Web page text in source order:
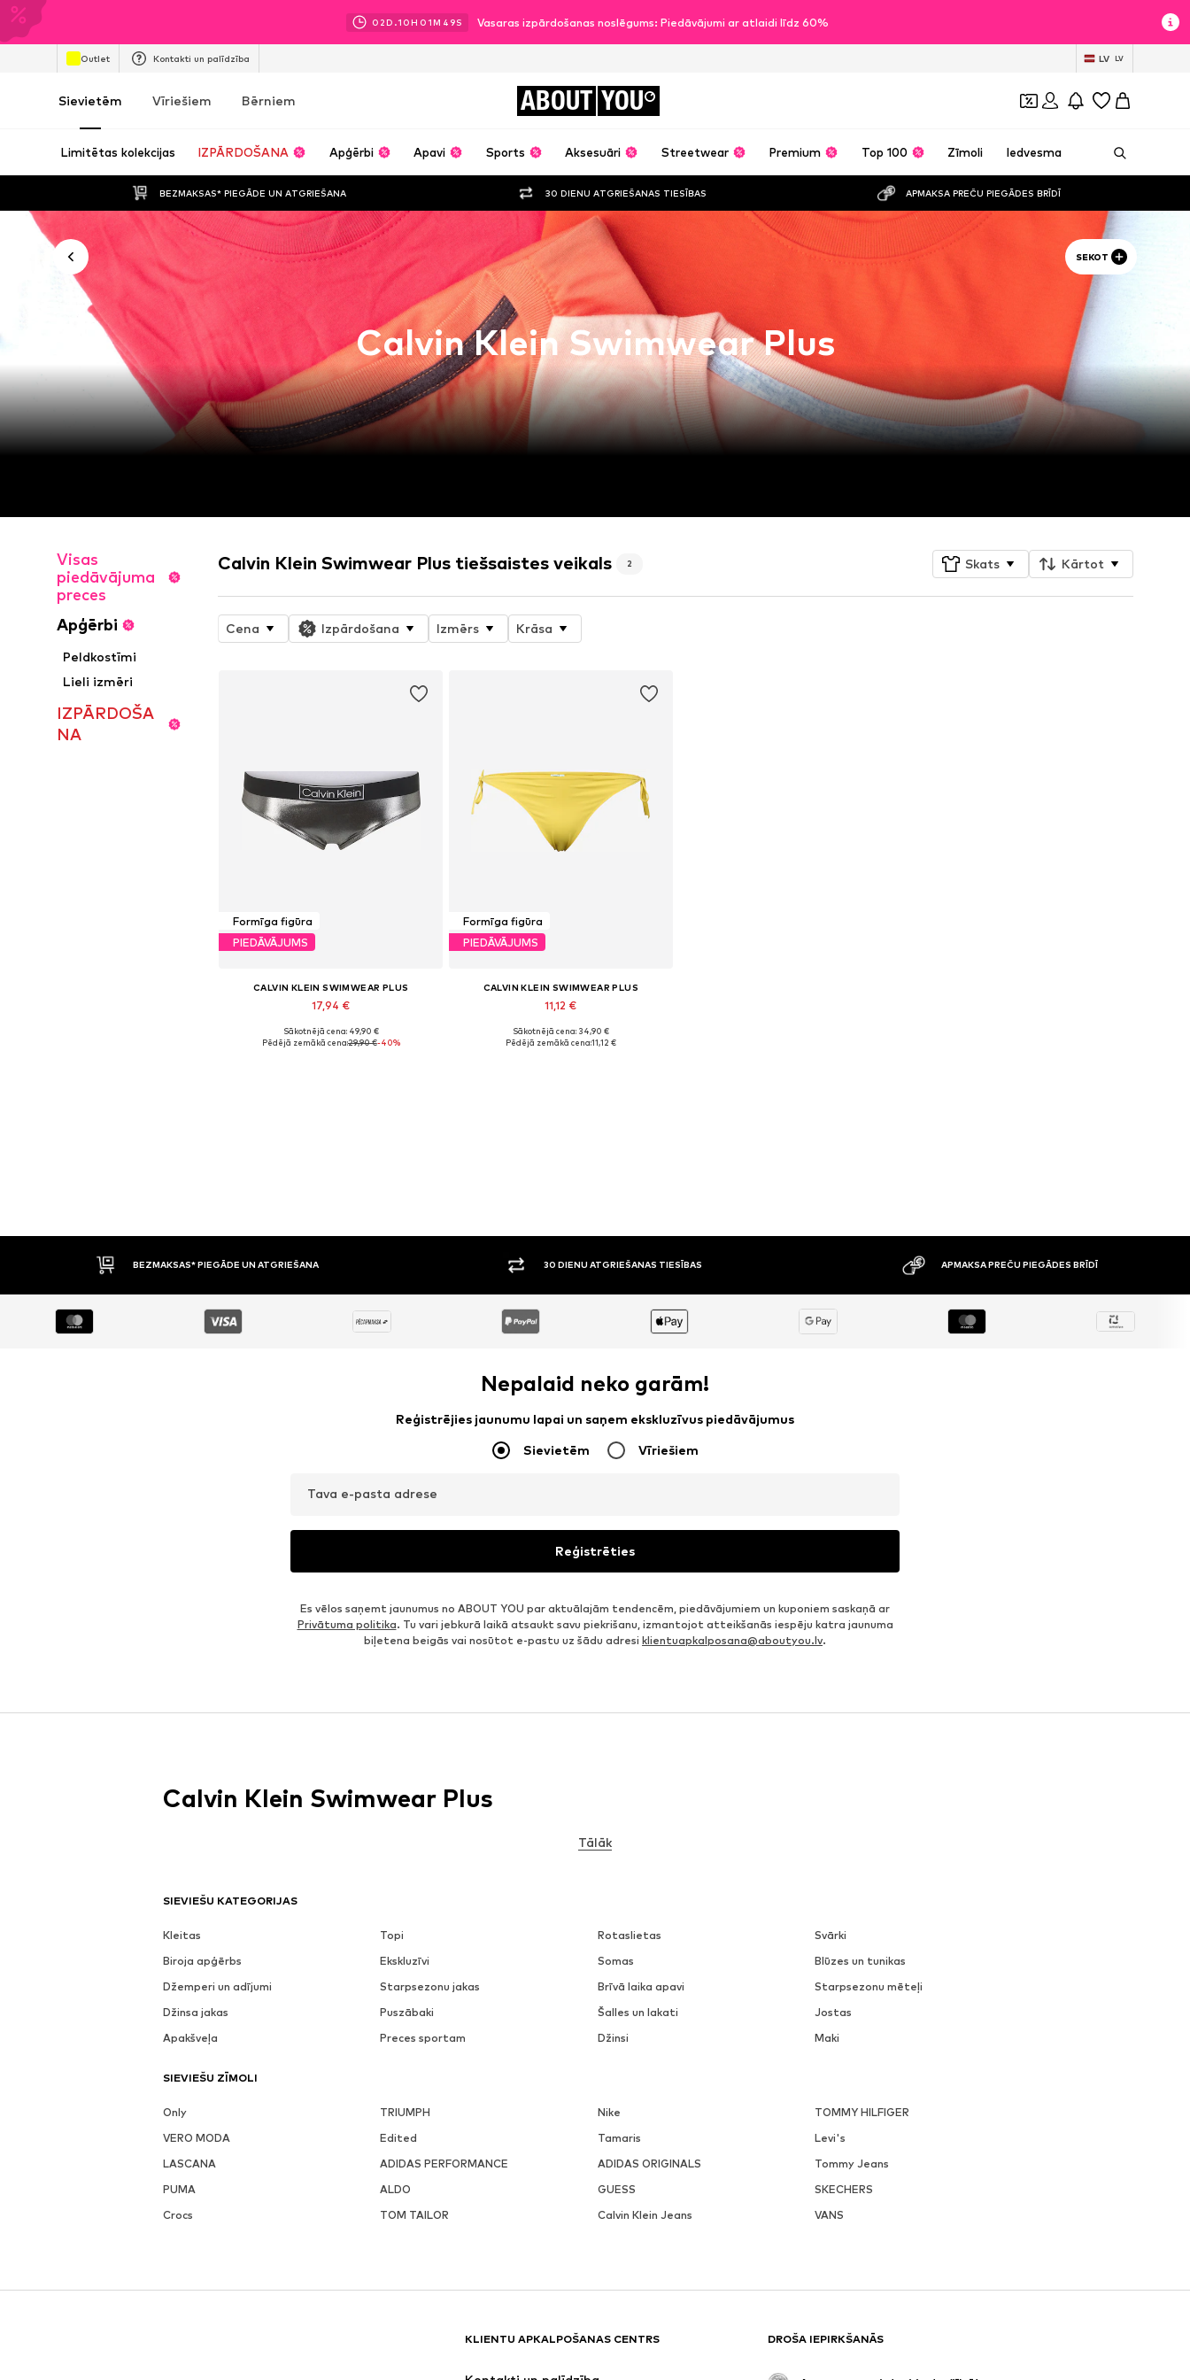
02D.10H 01M 48S Vasaras izpārdošanas noslēgums: Piedāvājumi ar atlaidi līdz 60%
Outlet Kontakti un palīdzība LV LV
Sievietēm Vīriešiem Bērniem ABOUT YOU
Limitētas kolekcijas IZPĀRDOŠANA Apģērbi Apavi Sports Aksesuāri Streetwear Premium Top 100 Zīmoli Iedvesma
BEZMAKSAS* PIEGĀDE UN ATGRIEŠANA 30 DIENU ATGRIEŠANAS TIESĪBAS APMAKSA PREČU PIEGĀDES BRĪDĪ
SEKOT
Calvin Klein Swimwear Plus
Visas
piedāvājuma
preces
Apģērbi
Peldkostīmi
Lieli izmēri
IZPĀRDOŠA
NA
Calvin Klein Swimwear Plus tiešsaistes veikals 2 Skats Kārtot
Cena Izpārdošana Izmērs Krāsa
Formīga figūra
PIEDĀVĀJUMS
CALVIN KLEIN SWIMWEAR PLUS
17,94 €
Pieejamie izmēri: XL, XXL
Sākotnējā cena: 49,90 €
Pēdējā zemākā cena:29,90 €-40%
Formīga figūra
PIEDĀVĀJUMS
CALVIN KLEIN SWIMWEAR PLUS
11,12 €
Pieejamie izmēri: XXXL
Sākotnējā cena: 34,90 €
Pēdējā zemākā cena:11,12 €
BEZMAKSAS* PIEGĀDE UN ATGRIEŠANA 30 DIENU ATGRIEŠANAS TIESĪBAS APMAKSA PREČU PIEGĀDES BRĪDĪ
Nepalaid neko garām!
Reģistrējies jaunumu lapai un saņem ekskluzīvus piedāvājumus
Sievietēm Vīriešiem
Tava e-pasta adrese
Reģistrēties
Es vēlos saņemt jaunumus no ABOUT YOU par aktuālajām tendencēm, piedāvājumiem un kuponiem saskaņā ar
Privātuma politika. Tu vari jebkurā laikā atsaukt savu piekrišanu, izmantojot atteikšanās iespēju katra jaunuma
biļetena beigās vai nosūtot e-pastu uz šādu adresi klientuapkalposana@aboutyou.lv.
SIEVIEŠU KATEGORIJAS
Kleitas Topi Rotaslietas
Svārki
Biroja apģērbs
Ekskluzīvi Somas
Blūzes un tunikas
Džemperi un adījumi
Starpsezonu jakas Brīvā laika apavi
Starpsezonu mēteļi
Džinsa jakas
Puszābaki Šalles un lakati
Jostas
Apakšveļa
Preces sportam Džinsi Maki
SIEVIEŠU ZĪMOLI
Only TRIUMPH Nike
TOMMY HILFIGER
VERO MODA
Edited Tamaris
Levi's
LASCANA
ADIDAS PERFORMANCE ADIDAS ORIGINALS
Tommy Jeans
PUMA
ALDO GUESS
SKECHERS
Crocs
TOM TAILOR Calvin Klein Jeans VANS
KLIENTU APKALPOŠANAS CENTRS DROŠA IEPIRKŠANĀS
Calvin Klein Swimwear Plus
Tālāk